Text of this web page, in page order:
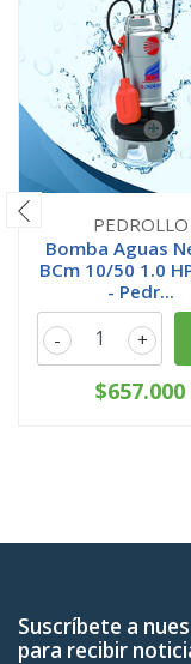
PEDROLLO
Bomba Aguas
BCm 10/50 1.0
- Pedr...
+
-
$657.000
Suscríbete a
para recibir